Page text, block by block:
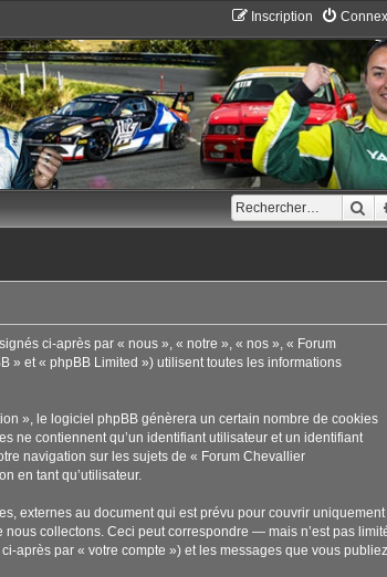
Inscription
ci-après par « nous », « notre », « nos », « Forum
» et « phpBB Limited ») utilisent toutes les informations
», le logiciel phpBB génèrera un certain nombre de cookies
ne contiennent qu’un identifiant utilisateur et un identifiant
navigation sur les sujets de « Forum Chevallier
en tant qu’utilisateur.
externes au document qui est prévu pour couvrir uniquement
collectons. Ceci peut correspondre — mais n’est pas
après par « votre compte ») et les messages que vous publiez